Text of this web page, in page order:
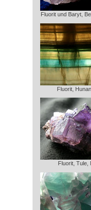
Fluorit und Baryt,
Fluorit,
Fluorit, Tule,